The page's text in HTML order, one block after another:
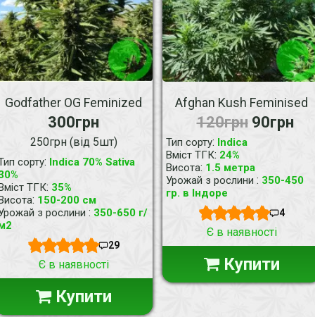
Godfather OG Feminized
300грн
250грн (від 5шт)
сорту: Indica 70% Sativa
ТГК: 35%
: 150-200 см
з рослини : 350-650 г/
29
Є в наявності
Купити
Afghan Kush Feminised
120грн 90грн
Тип сорту: Indica
Вміст ТГК: 24%
Висота: 1.5 метра
Урожай з рослини : 350-450
гр. в Індоре
4
Є в наявності
Купити